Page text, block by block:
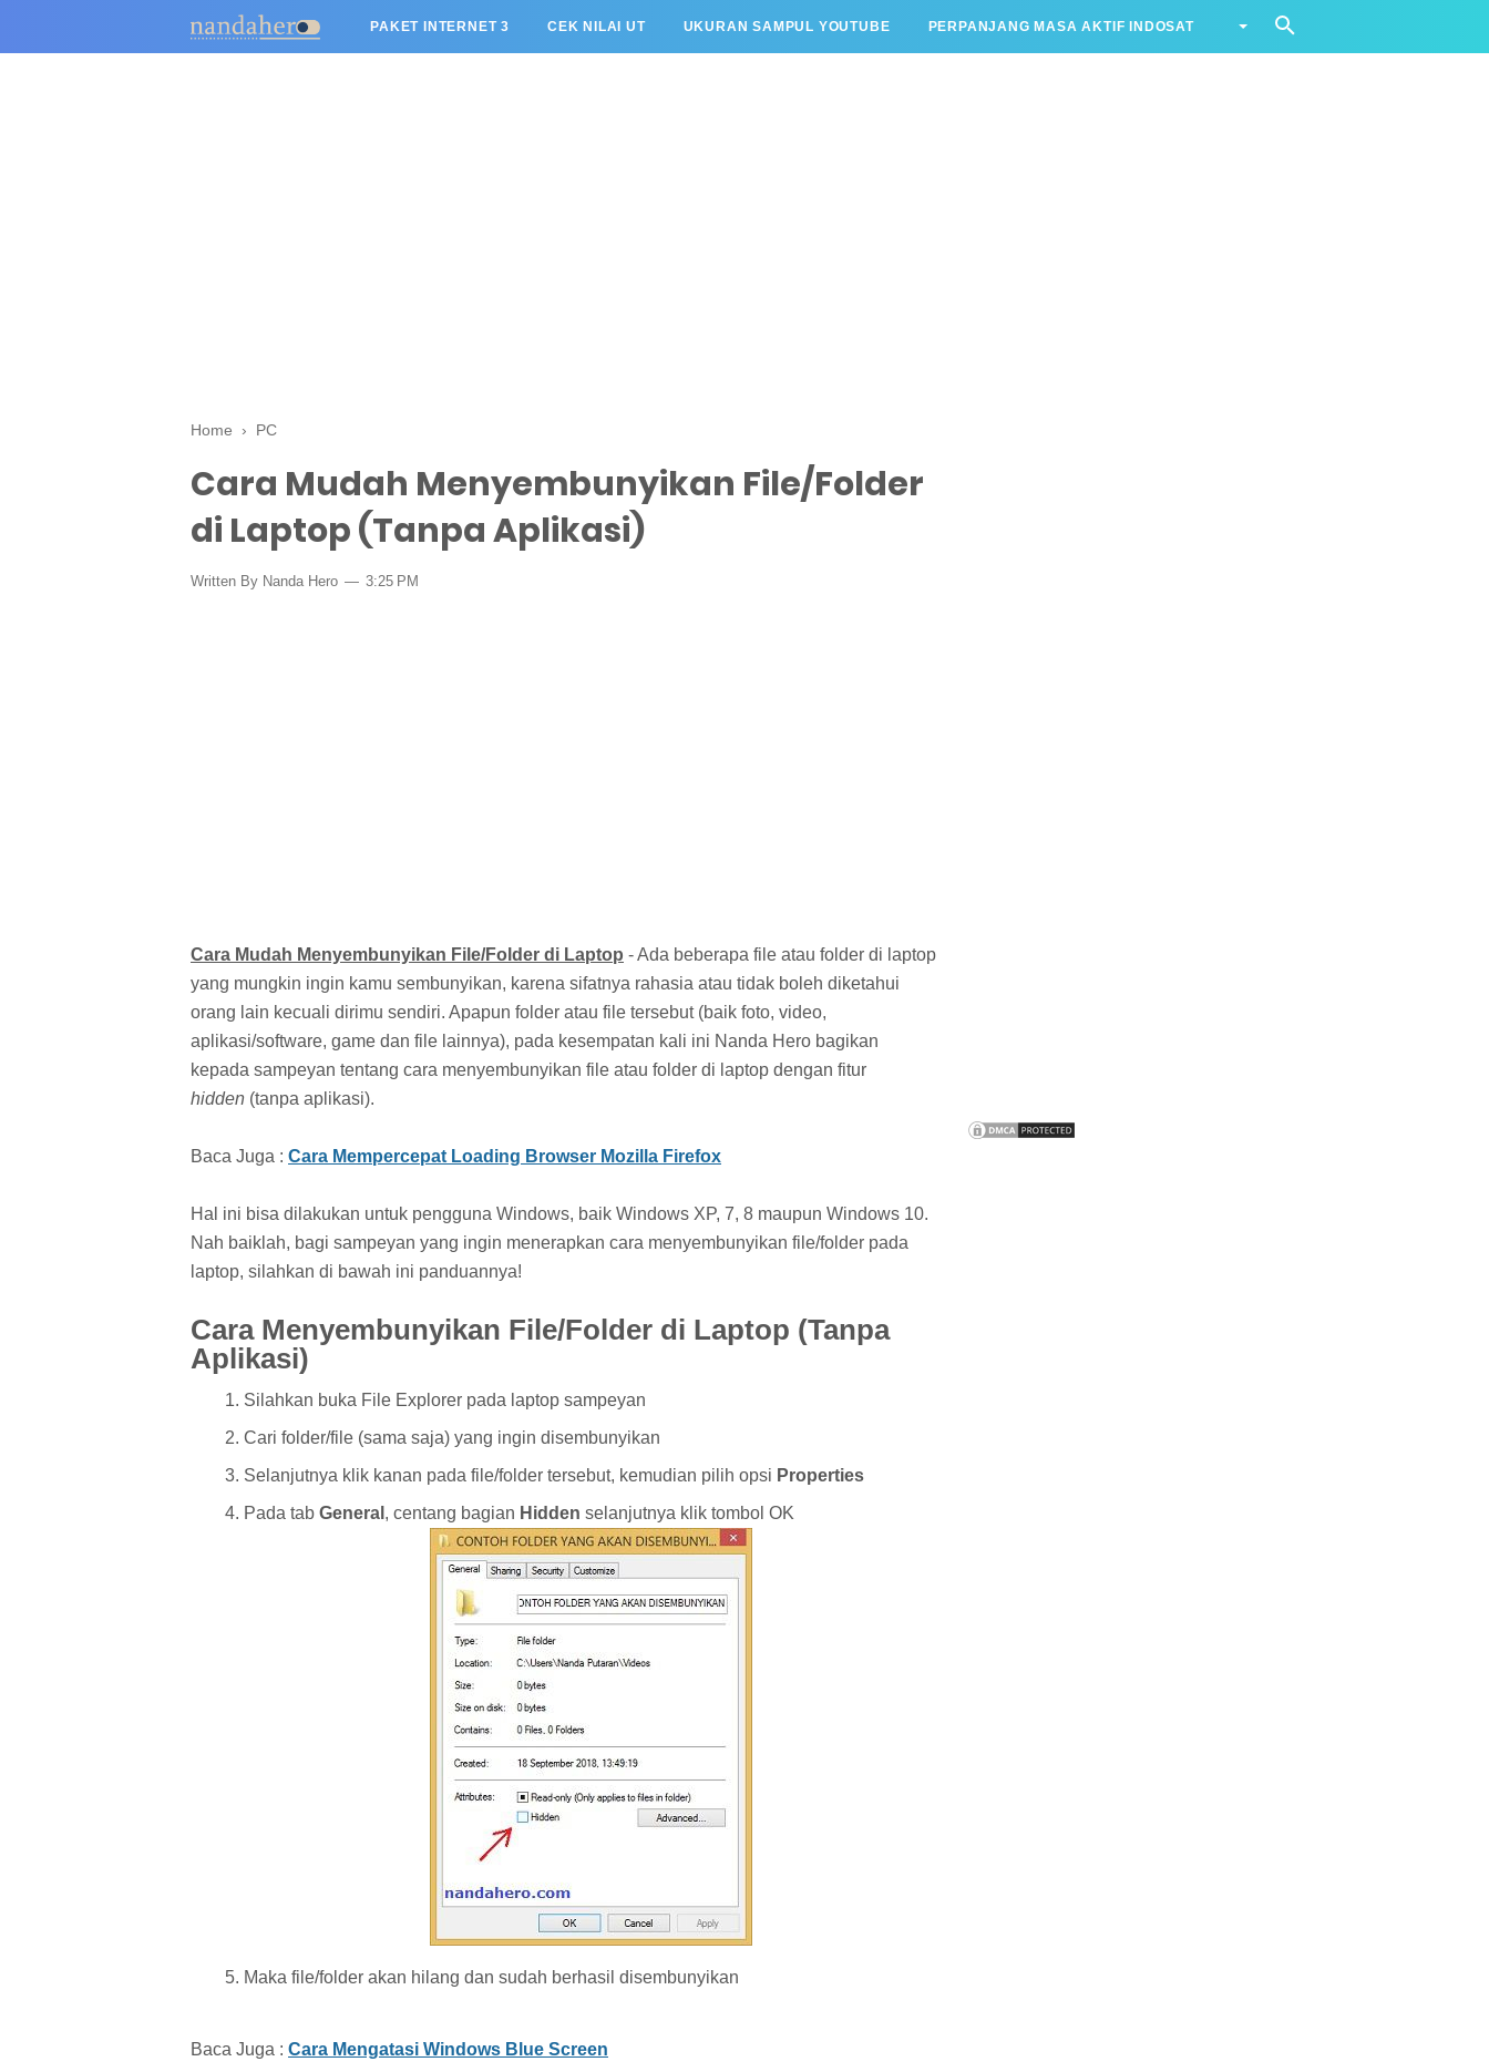
PAKET INTERNET 3 CEK NILAI UT UKURAN SAMPUL YOUTUBE PERPANJANG MASA AKTIF INDOSAT
Home › PC
Cara Mudah Menyembunyikan File/Folder
di Laptop (Tanpa Aplikasi)
Written By Nanda Hero 3:25 PM
Cara Mudah Menyembunyikan File/Folder di Laptop - Ada beberapa file atau folder di laptop
yang mungkin ingin kamu sembunyikan, karena sifatnya rahasia atau tidak boleh diketahui
orang lain kecuali dirimu sendiri. Apapun folder atau file tersebut (baik foto, video,
aplikasi/software, game dan file lainnya), pada kesempatan kali ini Nanda Hero bagikan
kepada sampeyan tentang cara menyembunyikan file atau folder di laptop dengan fitur
hidden (tanpa aplikasi).
Baca Juga : Cara Mempercepat Loading Browser Mozilla Firefox
Hal ini bisa dilakukan untuk pengguna Windows, baik Windows XP, 7, 8 maupun Windows 10.
Nah baiklah, bagi sampeyan yang ingin menerapkan cara menyembunyikan file/folder pada
laptop, silahkan di bawah ini panduannya!
Cara Menyembunyikan File/Folder di Laptop (Tanpa
Aplikasi)
Silahkan buka File Explorer pada laptop sampeyan
Cari folder/file (sama saja) yang ingin disembunyikan
Selanjutnya klik kanan pada file/folder tersebut, kemudian pilih opsi Properties
Pada tab General , centang bagian Hidden selanjutnya klik tombol OK
Maka file/folder akan hilang dan sudah berhasil disembunyikan
Baca Juga : Cara Mengatasi Windows Blue Screen